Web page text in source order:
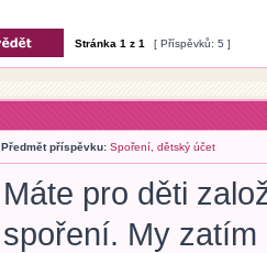
Stránka1 z1 [ Příspěvků: 5 ]
Předmět příspěvku: Spoření, dětský účet
Máte pro děti
spoření. My zatím